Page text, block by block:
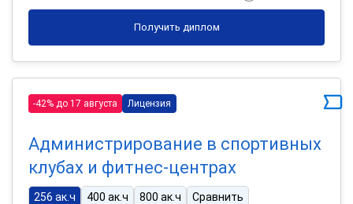
Получить диплом
-42% до 17 августа Лицензия
Администрирование в спортивных
клубах и фитнес-центрах
256 ак.ч 400 ак.ч 800 ак.ч Сравнить